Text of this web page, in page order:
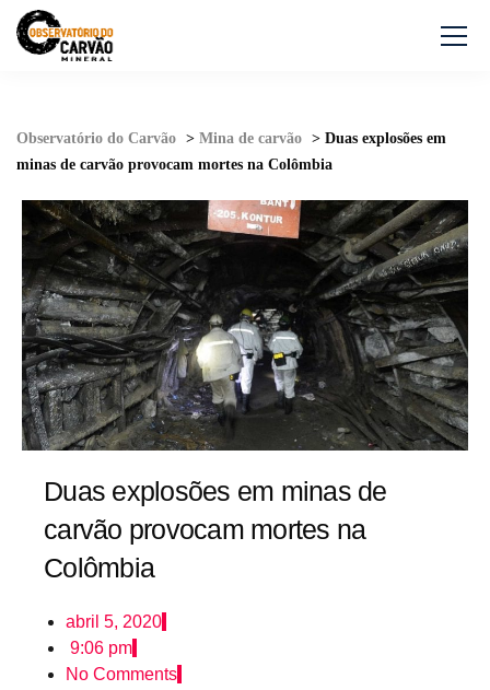
Observatório do Carvão > Mina de carvão > Duas explosões em
minas de carvão provocam mortes na Colômbia
Duas explosões em minas de
carvão provocam mortes na
Colômbia
abril 5, 2020
9:06 pm
No Comments